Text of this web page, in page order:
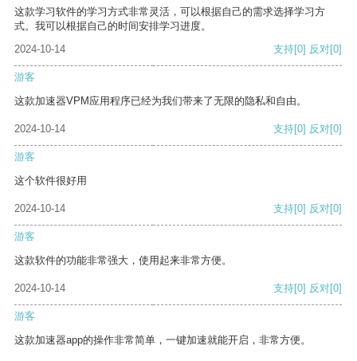
这款学习软件的学习方式非常灵活，可以根据自己的需求选择学习方
式。我可以根据自己的时间安排学习进度。
2024-10-14
支持[0] 反对[0]
游客
这款加速器VPM应用程序已经为我们带来了无限的隐私和自由。
2024-10-14 支持[0] 反对[0]
游客
这个软件很好用
2024-10-14 支持[0] 反对[0]
游客
这款软件的功能非常强大，使用起来非常方便。
2024-10-14 支持[0] 反对[0]
游客
这款加速器app的操作非常简单，一键加速就能开启，非常方便。